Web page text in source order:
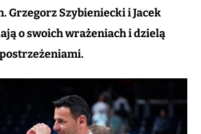
Grzegorz Szybieniecki i Jacek
o swoich wrażeniach i dzielą